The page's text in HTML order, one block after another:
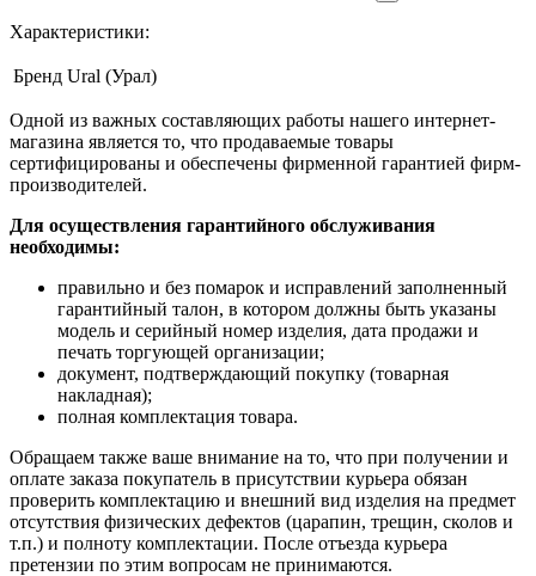
Характеристики:
Бренд Ural (Урал)
Одной из важных составляющих работы нашего интернет-
магазина является то, что продаваемые товары
сертифицированы и обеспечены фирменной гарантией фирм-
производителей.
Для осуществления гарантийного обслуживания
необходимы:
правильно и без помарок и исправлений заполненный
гарантийный талон, в котором должны быть указаны
модель и серийный номер изделия, дата продажи и
печать торгующей организации;
документ, подтверждающий покупку (товарная
накладная);
полная комплектация товара.
Обращаем также ваше внимание на то, что при получении и
оплате заказа покупатель в присутствии курьера обязан
проверить комплектацию и внешний вид изделия на предмет
отсутствия физических дефектов (царапин, трещин, сколов и
т.п.) и полноту комплектации. После отъезда курьера
претензии по этим вопросам не принимаются.